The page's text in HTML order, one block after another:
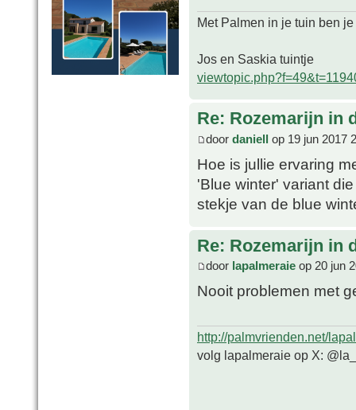
Met Palmen in je tuin ben
Jos en Saskia tuintje
Re: Rozemarijn in
door daniell op 19 jun 2017
Hoe is jullie ervaring
'Blue winter' variant
stekje van de blue
Re: Rozemarijn in
door lapalmeraie op 20 jun
Nooit problemen met
http://palmvrienden.net/
volg lapalmeraie op X: